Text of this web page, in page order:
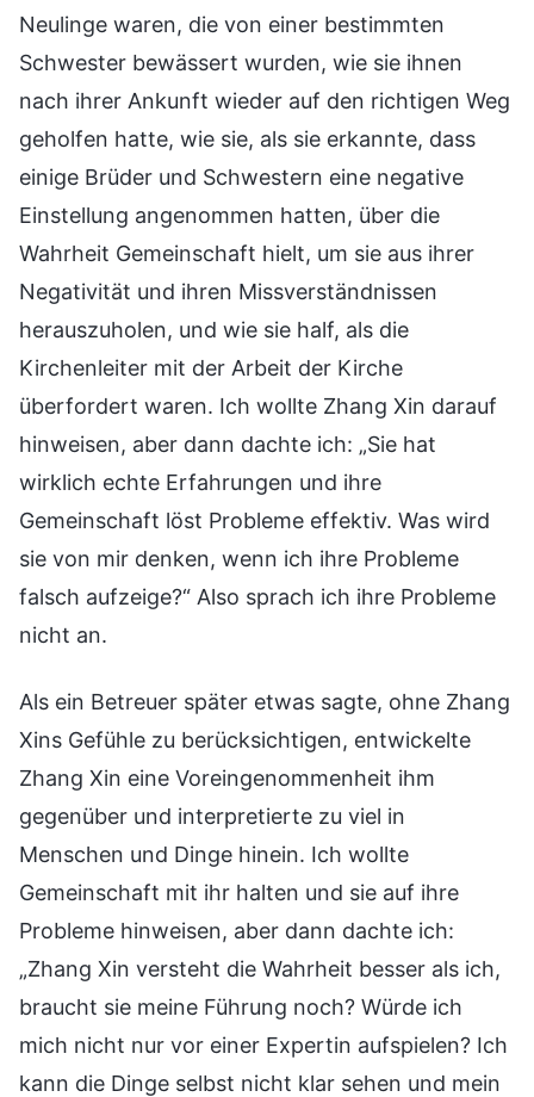
Neulinge waren, die von einer bestimmten
Schwester bewässert wurden, wie sie ihnen
nach ihrer Ankunft wieder auf den richtigen Weg
geholfen hatte, wie sie, als sie erkannte, dass
einige Brüder und Schwestern eine negative
Einstellung angenommen hatten, über die
Wahrheit Gemeinschaft hielt, um sie aus ihrer
Negativität und ihren Missverständnissen
herauszuholen, und wie sie half, als die
Kirchenleiter mit der Arbeit der Kirche
überfordert waren. Ich wollte Zhang Xin darauf
hinweisen, aber dann dachte ich: „Sie hat
wirklich echte Erfahrungen und ihre
Gemeinschaft löst Probleme effektiv. Was wird
sie von mir denken, wenn ich ihre Probleme
falsch aufzeige?“ Also sprach ich ihre Probleme
nicht an.
Als ein Betreuer später etwas sagte, ohne Zhang
Xins Gefühle zu berücksichtigen, entwickelte
Zhang Xin eine Voreingenommenheit ihm
gegenüber und interpretierte zu viel in
Menschen und Dinge hinein. Ich wollte
Gemeinschaft mit ihr halten und sie auf ihre
Probleme hinweisen, aber dann dachte ich:
„Zhang Xin versteht die Wahrheit besser als ich,
braucht sie meine Führung noch? Würde ich
mich nicht nur vor einer Expertin aufspielen? Ich
kann die Dinge selbst nicht klar sehen und mein